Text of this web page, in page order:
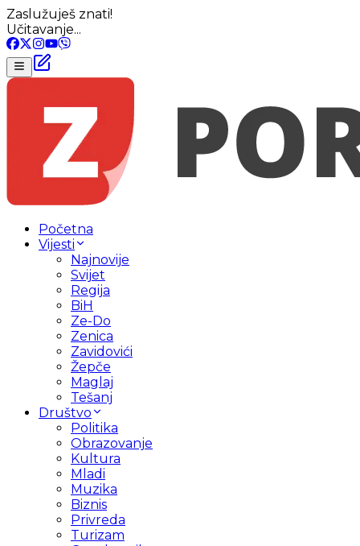
Zaslužuješ znati!
Učitavanje...
Početna
Vijesti
Najnovije
Svijet
Regija
BiH
Ze-Do
Zenica
Zavidovići
Žepče
Maglaj
Tešanj
Društvo
Politika
Obrazovanje
Kultura
Mladi
Muzika
Biznis
Privreda
Turizam